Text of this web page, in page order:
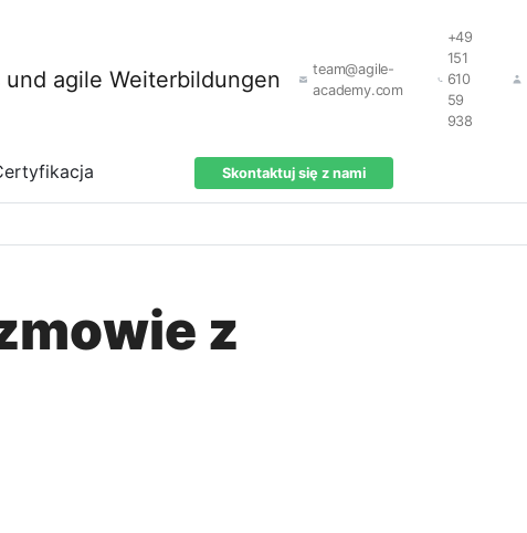
team@agile-
academy.com
+49
151
610
59
938
Skontaktuj się z nami
z